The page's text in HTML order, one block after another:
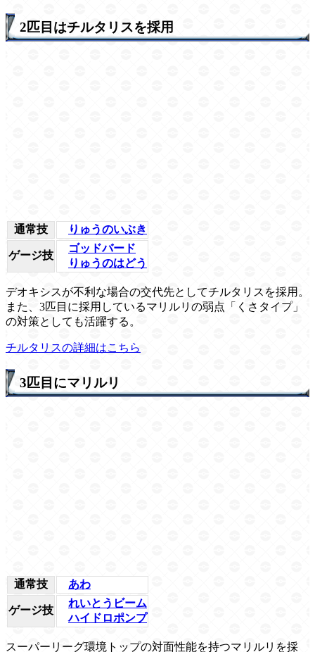
2匹目はチルタリスを採用
通常技 りゅうのいぶき
ゲージ技
ゴッドバード
りゅうのはどう
デオキシスが不利な場合の交代先としてチルタリスを採用。
また、3匹目に採用しているマリルリの弱点「くさタイプ」
の対策としても活躍する。
チルタリスの詳細はこちら
3匹目にマリルリ
通常技 あわ
ゲージ技
れいとうビーム
ハイドロポンプ
スーパーリーグ環境トップの対面性能を持つマリルリを採